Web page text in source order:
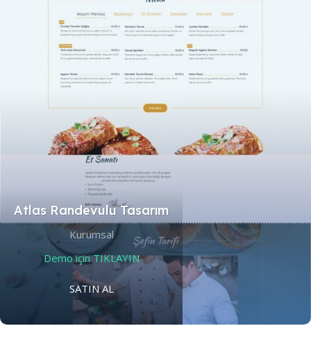
Atlas Randevulu Tasarım
Kurumsal
Demo için TIKLAYIN
SATIN AL